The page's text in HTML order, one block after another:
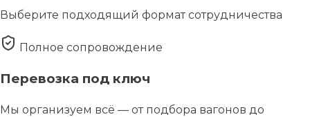
Выберите подходящий формат сотрудничества
Полное сопровождение
Перевозка под ключ
Мы организуем всё — от подбора вагонов до